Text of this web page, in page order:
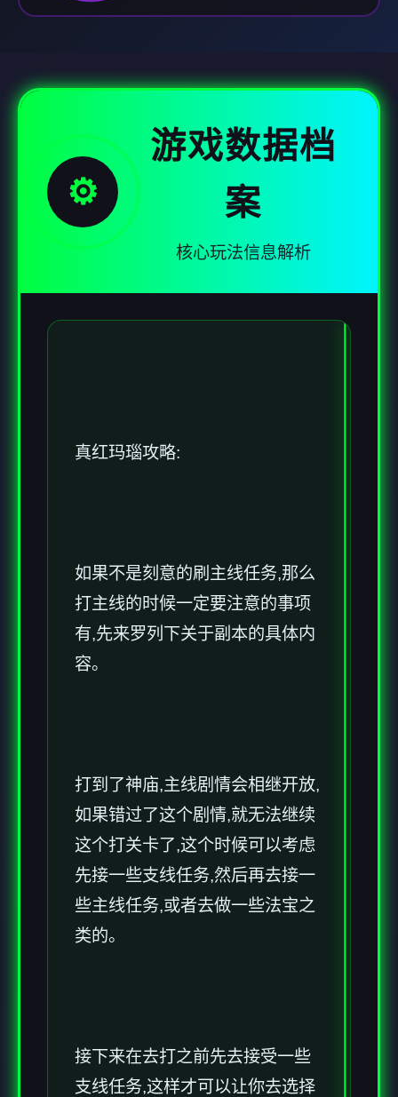
⚙️
游戏数据档
案
核心玩法信息解析
真红玛瑙攻略:
如果不是刻意的刷主线任务,那么
打主线的时候一定要注意的事项
有,先来罗列下关于副本的具体内
容。
打到了神庙,主线剧情会相继开放,
如果错过了这个剧情,就无法继续
这个打关卡了,这个时候可以考虑
先接一些支线任务,然后再去接一
些主线任务,或者去做一些法宝之
类的。
接下来在去打之前先去接受一些
支线任务,这样才可以让你去选择